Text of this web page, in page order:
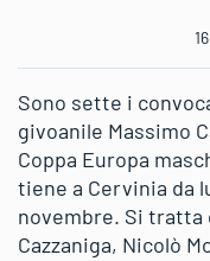
Sono sette i
givoanile Massimo
Coppa Europa
tiene a Cervinia da
novembre. Si tratta
Cazzaniga, Nicolò